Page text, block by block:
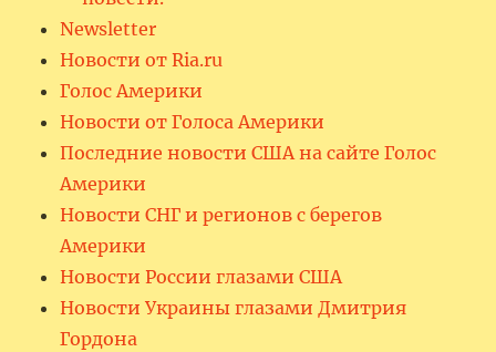
Newsletter
Новости от Ria.ru
Голос Америки
Новости от Голоса Америки
Последние новости США на сайте Голос
Америки
Новости СНГ и регионов с берегов
Америки
Новости России глазами США
Новости Украины глазами Дмитрия
Гордона